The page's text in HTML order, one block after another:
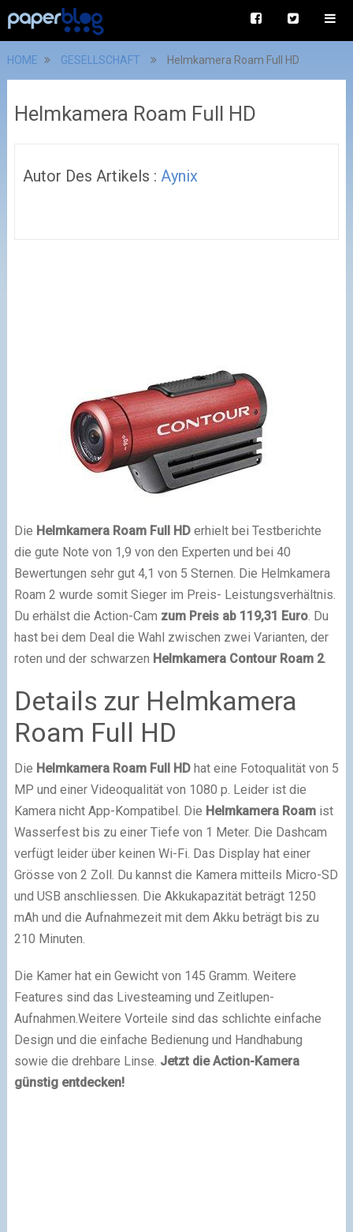
HOME GESELLSCHAFT Helmkamera Roam Full HD
Helmkamera Roam Full HD
Autor Des Artikels : Aynix
Die Helmkamera Roam Full HDerhielt bei Testberichte
die gute Note von 1,9 von den Experten und bei 40
Bewertungen sehr gut 4,1 von 5 Sternen. Die Helmkamera
Roam 2 wurde somit Sieger im Preis- Leistungsverhältnis.
Du erhälst die Action-Cam zum Preis ab 119,31 Euro. Du
hast bei dem Deal die Wahl zwischen zwei Varianten, der
roten und der schwarzen Helmkamera Contour Roam 2.
Details zur Helmkamera
Roam Full HD
Die Helmkamera Roam Full HDhat eine Fotoqualität von 5
MP und einer Videoqualität von 1080 p. Leider ist die
Kamera nicht App-Kompatibel. Die Helmkamera Roamist
Wasserfest bis zu einer Tiefe von 1 Meter. Die Dashcam
verfügt leider über keinen Wi-Fi. Das Display hat einer
Grösse von 2 Zoll. Du kannst die Kamera mitteils Micro-SD
und USB anschliessen. Die Akkukapazität beträgt 1250
mAh und die Aufnahmezeit mit dem Akku beträgt bis zu
210 Minuten.
Die Kamer hat ein Gewicht von 145 Gramm. Weitere
Features sind das Livesteaming und Zeitlupen-
Aufnahmen.Weitere Vorteile sind das schlichte einfache
Design und die einfache Bedienung und Handhabung
sowie die drehbare Linse. Jetzt die Action-Kamera
günstig entdecken!